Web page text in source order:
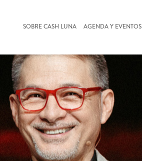
SOBRE CASH LUNA AGENDA Y EVENTOS